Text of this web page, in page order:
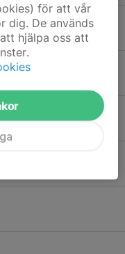
⚠️
för att vår
dig. De används
hjälpa oss att